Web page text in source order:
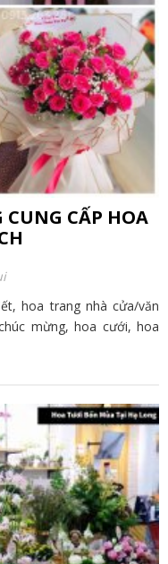
CẤP HOA
hoa trang nhà cửa/văn
mừng, hoa cưới, hoa